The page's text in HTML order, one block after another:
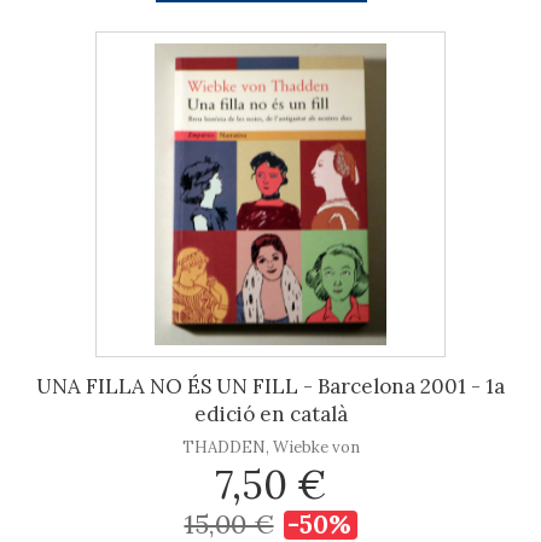
UNA FILLA NO ÉS UN FILL - Barcelona 2001 - 1a
edició en català
THADDEN, Wiebke von
7,50 €
15,00 € -50%